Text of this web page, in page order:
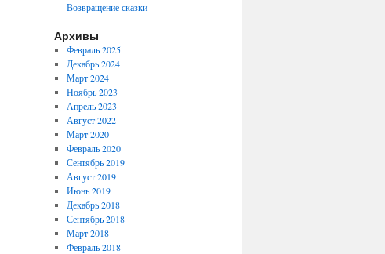
Возвращение сказки
Архивы
Февраль 2025
Декабрь 2024
Март 2024
Ноябрь 2023
Апрель 2023
Август 2022
Март 2020
Февраль 2020
Сентябрь 2019
Август 2019
Июнь 2019
Декабрь 2018
Сентябрь 2018
Март 2018
Февраль 2018